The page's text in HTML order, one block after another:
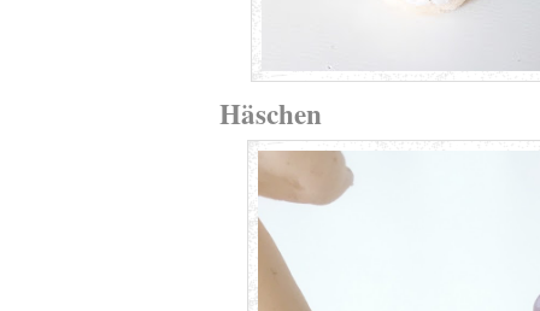
Häschen